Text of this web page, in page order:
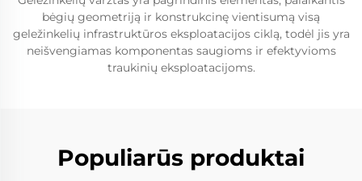
bėgių geometriją ir konstrukcinę vientisumą visą
geležinkelių infrastruktūros eksploatacijos ciklą, todėl jis yra
neišvengiamas komponentas saugioms ir efektyvioms
traukinių eksploatacijoms.
Populiarūs produktai